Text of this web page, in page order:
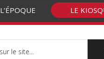
L’ÉPOQUE LE